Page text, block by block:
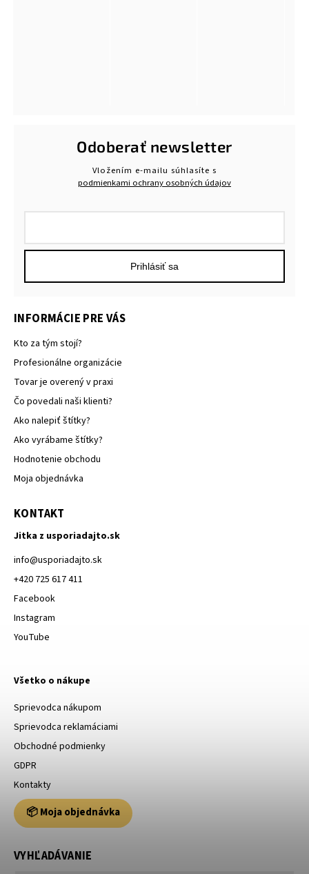
INFORMÁCIE PRE VÁS
Kto za tým stojí?
Profesionálne organizácie
Tovar je overený v praxi
Čo povedali naši klienti?
Ako nalepiť štítky?
Ako vyrábame štítky?
Hodnotenie obchodu
Moja objednávka
KONTAKT
Jitka z usporiadajto.sk
info@usporiadajto.sk
+420 725 617 411
Facebook
Instagram
YouTube
Všetko o nákupe
Sprievodca nákupom
Sprievodca reklamáciami
Obchodné podmienky
GDPR
Kontakty
📦 Moja objednávka
VYHĽADÁVANIE
Odoberať newsletter
Vložením e-mailu súhlasíte s
podmienkami ochrany osobných údajov
Prihlásiť sa